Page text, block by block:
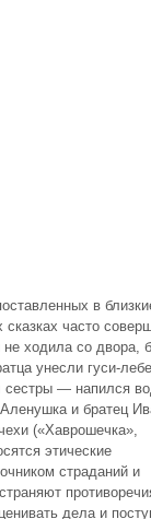
в
часто
ходила со двора,
унесли гуси-
сестры — напился
Аленушка и братец
(«Хаврошечка»,
этические
страданий и
дела и